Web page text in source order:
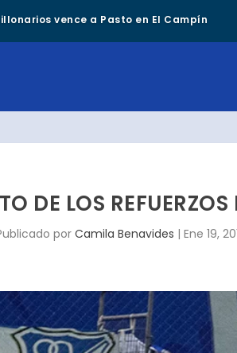
vence a Pasto en El Campín
DE LOS
por Camila Benavides | Ene 19,